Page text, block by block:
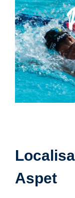
Aspet